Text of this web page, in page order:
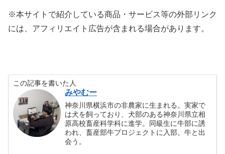
※本サイトで紹介している商品・サービス等の外部リンク
には、アフィリエイト広告が含まれる場合があります。
この記事を書いた人
みやむー
神奈川県横浜市の非農家に生まれる。実家で
は犬を飼っており、犬部のある神奈川県立相
原高校畜産科学科に進学。同級生に牛部に誘
われ、畜産部牛プロジェクトに入部。牛と出
会う。